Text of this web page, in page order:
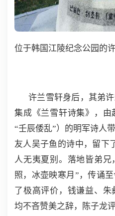
位于韩国江陵纪念公园的
许兰雪轩身后，其弟
集成《兰雪轩诗集》，
“壬辰倭乱”）的明军诗人
友人吴子鱼的诗中，留下
人无夷夏别。落地皆弟
照，冰壶映寒月”，传诵
了极高评价，钱谦益、
均不吝赞美之辞，陈子龙